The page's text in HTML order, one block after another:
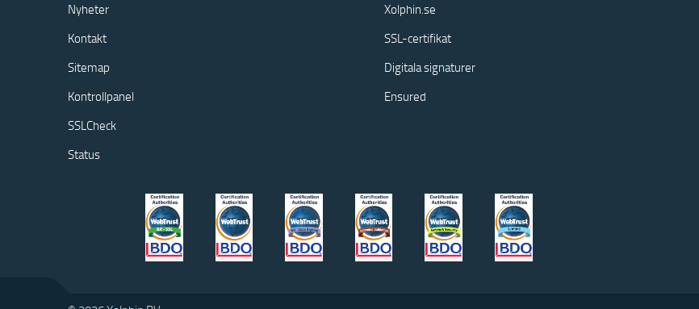
Nyheter
Kontakt
Sitemap
Kontrollpanel
SSLCheck
Status
Xolphin.se
SSL-certifikat
Digitala signaturer
Ensured